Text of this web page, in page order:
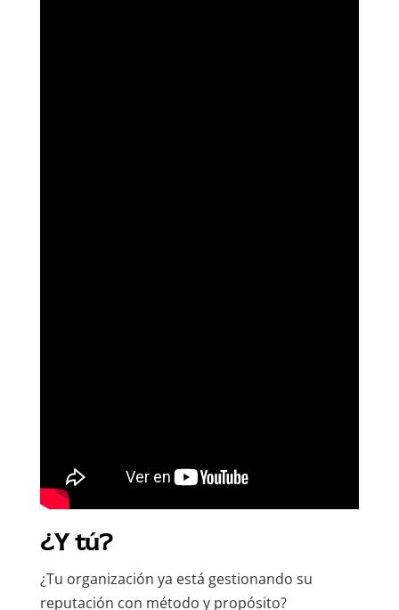
¿Y tú?
¿Tu organización ya está gestionando su
reputación con método y propósito?